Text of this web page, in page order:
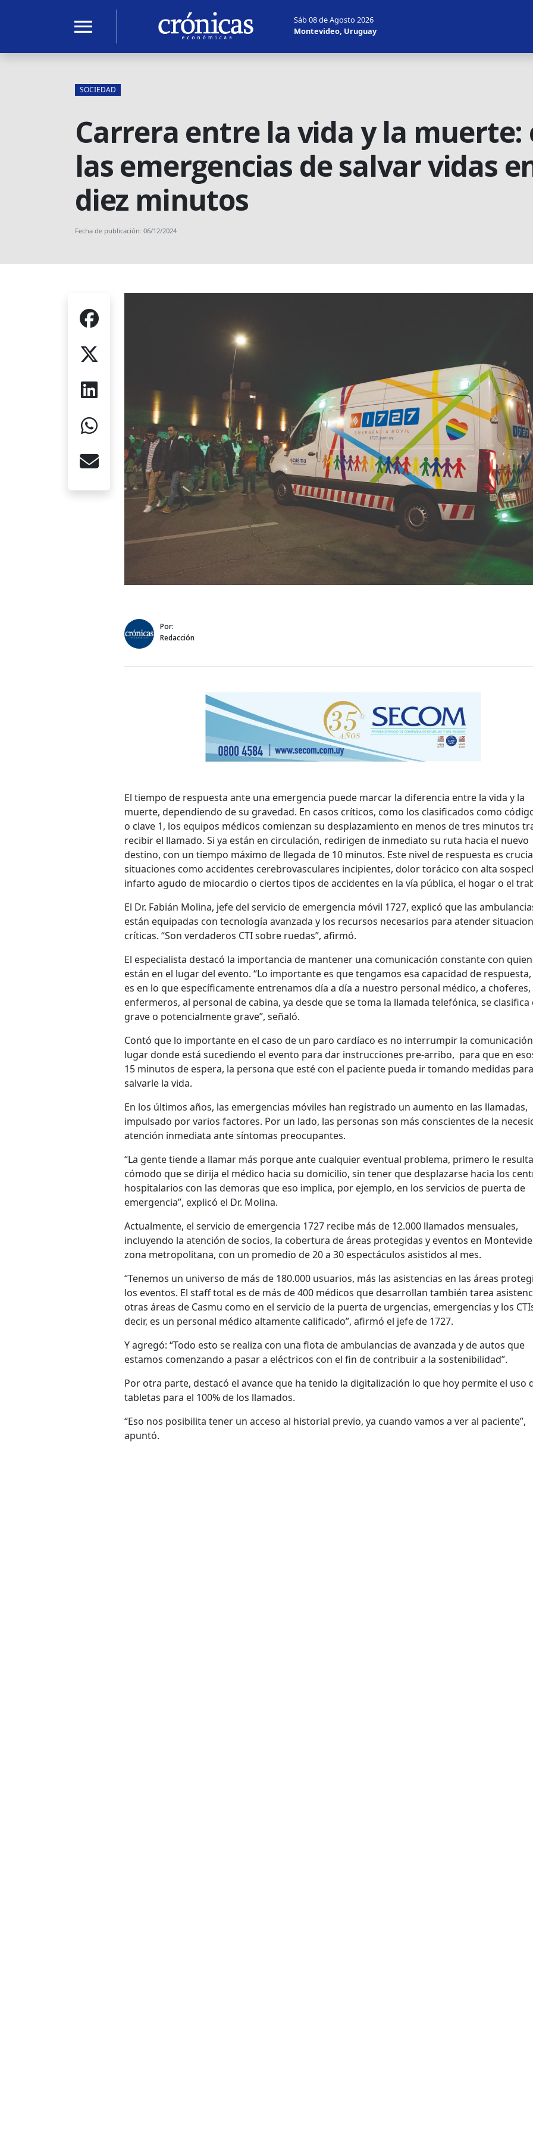
menu
Sáb 08 de Agosto 2026
Montevideo, Uruguay
SOCIEDAD
Carrera entre la vida y la muerte:
las emergencias de salvar vidas
diez minutos
Fecha de publicación: 06/12/2024
Por:
Redacción
El tiempo de respuesta ante una emergencia puede marcar la diferencia entre la vida y la
muerte, dependiendo de su gravedad. En casos críticos, como los clasificados como
o clave 1, los equipos médicos comienzan su desplazamiento en menos de tres minutos
recibir el llamado. Si ya están en circulación, redirigen de inmediato su ruta hacia el nuevo
destino, con un tiempo máximo de llegada de 10 minutos. Este nivel de respuesta es
situaciones como accidentes cerebrovasculares incipientes, dolor torácico con alta
infarto agudo de miocardio o ciertos tipos de accidentes en la vía pública, el hogar o el
El Dr. Fabián Molina, jefe del servicio de emergencia móvil 1727, explicó que las
están equipadas con tecnología avanzada y los recursos necesarios para atender
críticas. “Son verdaderos CTI sobre ruedas”, afirmó.
El especialista destacó la importancia de mantener una comunicación constante con
están en el lugar del evento. “Lo importante es que tengamos esa capacidad de
es en lo que específicamente entrenamos día a día a nuestro personal médico, a choferes,
enfermeros, al personal de cabina, ya desde que se toma la llamada telefónica, se clasifica
grave o potencialmente grave”, señaló.
Contó que lo importante en el caso de un paro cardíaco es no interrumpir la
lugar donde está sucediendo el evento para dar instrucciones pre-arribo, para que en
15 minutos de espera, la persona que esté con el paciente pueda ir tomando medidas para
salvarle la vida.
En los últimos años, las emergencias móviles han registrado un aumento en las llamadas,
impulsado por varios factores. Por un lado, las personas son más conscientes de la
atención inmediata ante síntomas preocupantes.
“La gente tiende a llamar más porque ante cualquier eventual problema, primero le
cómodo que se dirija el médico hacia su domicilio, sin tener que desplazarse hacia los
hospitalarios con las demoras que eso implica, por ejemplo, en los servicios de puerta de
emergencia”, explicó el Dr. Molina.
Actualmente, el servicio de emergencia 1727 recibe más de 12.000 llamados mensuales,
incluyendo la atención de socios, la cobertura de áreas protegidas y eventos en
zona metropolitana, con un promedio de 20 a 30 espectáculos asistidos al mes.
“Tenemos un universo de más de 180.000 usuarios, más las asistencias en las áreas
los eventos. El staff total es de más de 400 médicos que desarrollan también tarea
otras áreas de Casmu como en el servicio de la puerta de urgencias, emergencias y los
decir, es un personal médico altamente calificado”, afirmó el jefe de 1727.
Y agregó: “Todo esto se realiza con una flota de ambulancias de avanzada y de autos que
estamos comenzando a pasar a eléctricos con el fin de contribuir a la sostenibilidad”.
Por otra parte, destacó el avance que ha tenido la digitalización lo que hoy permite el uso
tabletas para el 100% de los llamados.
“Eso nos posibilita tener un acceso al historial previo, ya cuando vamos a ver al paciente”,
apuntó.